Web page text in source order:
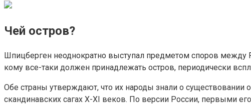
Чей остров?
Шпицберген неоднократно выступал предметом споров между
кому все-таки должен принадлежать остров, периодически
Обе страны утверждают, что их народы знали о
скандинавских сагах X-XI веков. По версии России, первыми